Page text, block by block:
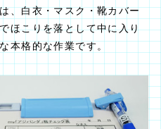
、白衣・マスク・靴カバー
ほこりを落として中に入り
本格的な作業です。